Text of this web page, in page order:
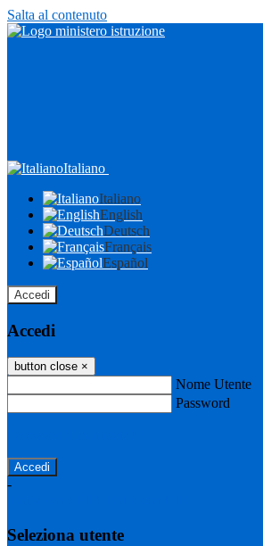
Salta al contenuto
Italiano
Italiano
English
Deutsch
Français
Español
Accedi
Accedi
button close ×
Nome Utente
Password
-
Seleziona utente